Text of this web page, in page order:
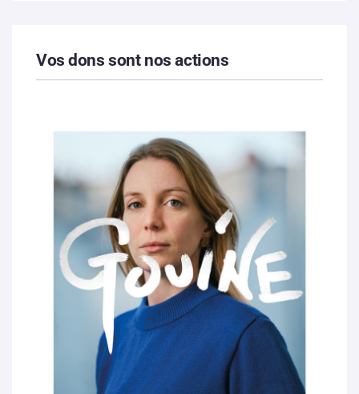
Vos dons sont nos actions